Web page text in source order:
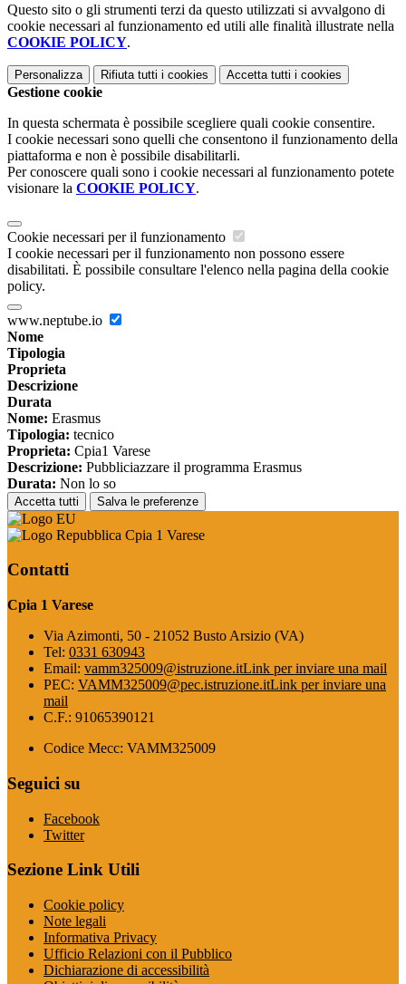
Questo sito o gli strumenti terzi da questo utilizzati si avvalgono di
cookie necessari al funzionamento ed utili alle finalità illustrate nella
COOKIE POLICY.
Personalizza Rifiuta tutti i cookies Accetta tutti i cookies
Gestione cookie
In questa schermata è possibile scegliere quali cookie consentire.
I cookie necessari sono quelli che consentono il funzionamento della
piattaforma e non è possibile disabilitarli.
Per conoscere quali sono i cookie necessari al funzionamento potete
visionare la COOKIE POLICY.
Cookie necessari per il funzionamento
I cookie necessari per il funzionamento non possono essere
disabilitati. È possibile consultare l'elenco nella pagina della cookie
policy.
www.neptube.io
Nome
Tipologia
Proprieta
Descrizione
Durata
Nome: Erasmus
Tipologia: tecnico
Proprieta: Cpia1 Varese
Descrizione: Pubbliciazzare il programma Erasmus
Durata: Non lo so
Accetta tutti Salva le preferenze
Cpia 1 Varese
Contatti
Cpia 1 Varese
Via Azimonti, 50 - 21052 Busto Arsizio (VA)
Tel: 0331 630943
Email: vamm325009@istruzione.itLink per inviare una mail
PEC: VAMM325009@pec.istruzione.itLink per inviare una
mail
C.F.: 91065390121
Codice Mecc: VAMM325009
Seguici su
Facebook
Twitter
Sezione Link Utili
Cookie policy
Note legali
Informativa Privacy
Ufficio Relazioni con il Pubblico
Dichiarazione di accessibilità